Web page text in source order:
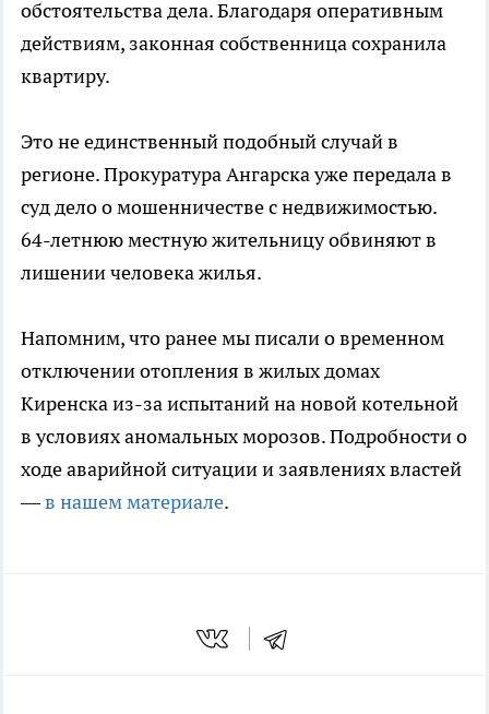
обстоятельства дела. Благодаря оперативным
действиям, законная собственница сохранила
квартиру.
Это не единственный подобный случай в
регионе. Прокуратура Ангарска уже передала в
суд дело о мошенничестве с недвижимостью.
64-летнюю местную жительницу обвиняют в
лишении человека жилья.
Напомним, что ранее мы писали о временном
отключении отопления в жилых домах
Киренска из-за испытаний на новой котельной
в условиях аномальных морозов. Подробности о
ходе аварийной ситуации и заявлениях властей
—в нашем материале.